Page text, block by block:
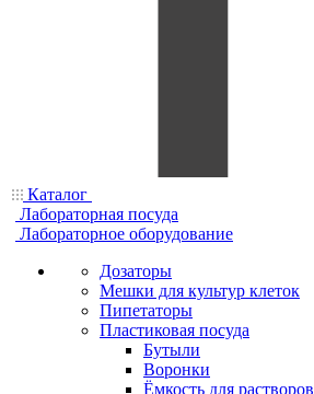
Каталог
Лабораторная посуда
Лабораторное оборудование
Дозаторы
Мешки для культур клеток
Пипетаторы
Пластиковая посуда
Бутыли
Воронки
Ёмкость для растворов